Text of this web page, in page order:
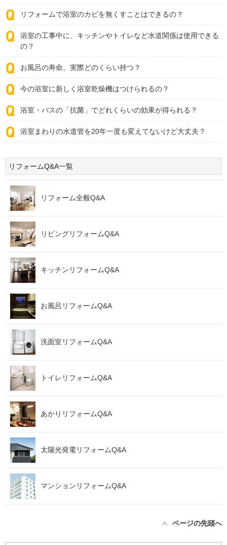
リフォームで浴室のカビを無くすことはできるの？
浴室の工事中に、キッチンやトイレなど水道関係は使用できる
の？
お風呂の寿命。実際どのくらい持つ？
今の浴室に新しく浴室乾燥機はつけられるの？
浴室・バスの「抗菌」でどれくらいの効果が得られる？
浴室まわりの水道管を20年一度も変えてないけど大丈夫？
リフォームQ&A一覧
リフォーム全般Q&A
リビングリフォームQ&A
キッチンリフォームQ&A
お風呂リフォームQ&A
洗面室リフォームQ&A
トイレリフォームQ&A
あかりリフォームQ&A
太陽光発電リフォームQ&A
マンションリフォームQ&A
ページの先頭へ